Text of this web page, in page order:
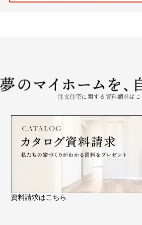
注文住宅に関する資料請求はこ
資料請求はこちら